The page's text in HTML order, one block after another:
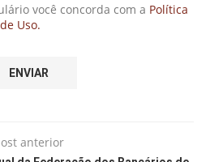
você concorda com a Política
Uso.
anterior